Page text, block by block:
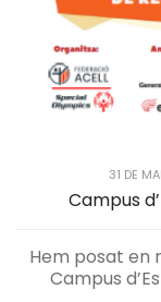
31 DE
Campus
Hem posat en
Campus